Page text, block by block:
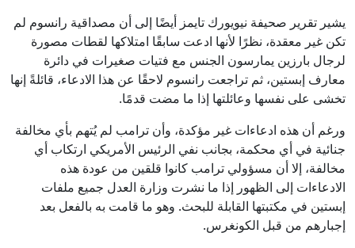
يشير تقرير صحيفة نيويورك تايمز أيضًا إلى أن مصداقية رانسوم لم
تكن غير معقدة، نظرًا لأنها ادعت سابقًا امتلاكها لقطات مصورة
لرجال بارزين يمارسون الجنس مع فتيات صغيرات في دائرة
معارف إبستين، ثم تراجعت رانسوم لاحقًا عن هذا الادعاء، قائلةً إنها
تخشى على نفسها وعائلتها إذا ما مضت قدمًا.
ورغم أن هذه ادعاءات غير مؤكدة، وأن ترامب لم يُتهم بأي مخالفة
جنائية في أي محكمة، بجانب نفي الرئيس الأمريكي ارتكاب أي
مخالفة، إلا أن مسؤولي ترامب كانوا قلقين من عودة هذه
الادعاءات إلى الظهور إذا ما نشرت وزارة العدل جميع ملفات
إبستين في مكتبتها القابلة للبحث. وهو ما قامت به بالفعل بعد
إجبارهم من قبل الكونغرس.